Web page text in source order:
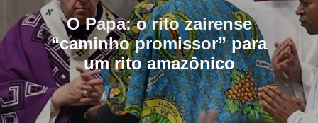
O Papa: o rito zairense
“caminho promissor” para
um rito amazônico